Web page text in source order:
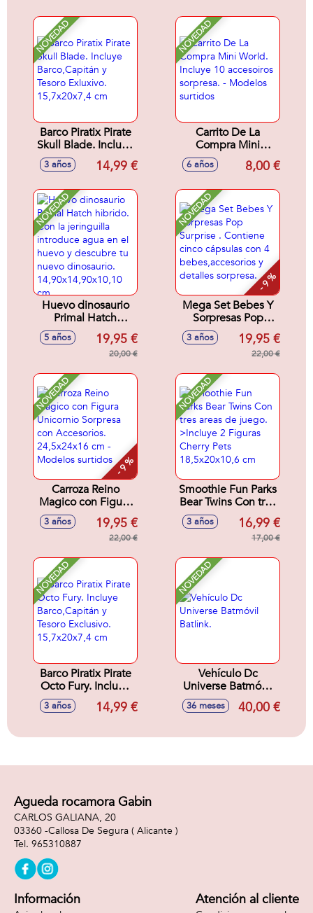
NOVEDAD
Barco Piratix Pirate
Skull Blade. Incluye
Barco,Capitán y
Tesoro Exluxivo.
3 años 14,99 €
NOVEDAD
Carrito De La
Compra Mini
World. Incluye 10
accesoiros
surtidos
6 años 8,00 €
NOVEDAD
Huevo dinosaurio
Primal Hatch
hibrido. Con la
jeringuilla
introduce agua en
descubre tu nuevo
dinosaurio.
14,90x14,90x10,10
cm
5 años 19,95 €
20,00 €
NOVEDAD
- 9 %
Mega Set Bebes Y
Sorpresas Pop
Surprise . Contiene
cinco cápsulas con
4 bebes,accesorios
3 años 19,95 €
22,00 €
NOVEDAD
- 9 %
Carroza Reino
Magico con Figura
Unicornio Sorpresa
con Accesorios.
24,5x24x16 cm -
3 años 19,95 €
22,00 €
NOVEDAD
Smoothie Fun Parks
Bear Twins Con tres
areas de juego.
>Incluye 2 Figuras
Cherry Pets
3 años 16,99 €
17,00 €
NOVEDAD
Barco Piratix Pirate
Octo Fury. Incluye
Barco,Capitán y
Tesoro Exclusivo.
3 años 14,99 €
NOVEDAD
Vehículo Dc
Universe Batmóvil
Batlink.
36 meses 40,00 €
Agueda rocamora Gabin
CARLOS GALIANA, 20
03360 -Callosa De Segura ( Alicante )
965310887
Información Atención al cliente